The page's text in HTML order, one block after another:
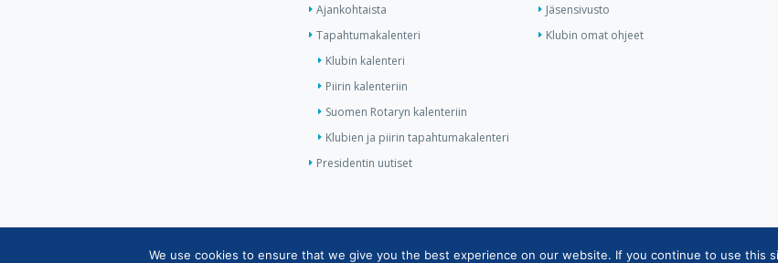
Ajankohtaista
Tapahtumakalenteri
Klubin kalenteri
Piirin kalenteriin
Suomen Rotaryn kalenteriin
Klubien ja piirin tapahtumakalenteri
Presidentin uutiset
Jäsensivusto
Klubin omat ohjeet
Copyright © Suomen Rotarypalvelu ry 2026 |Jäsentietojärjestelmän tietosuojaseloste|Henkilötietojen käsittely
We use cookies to ensure that we give you the best experience on our website. If you continue to use this